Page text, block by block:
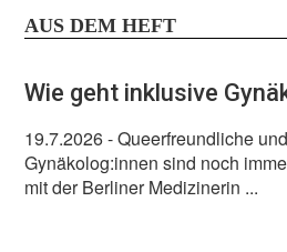
AUS DEM HEFT
Wie geht inklusive
19.7.2026- Queerfreundliche
Gynäkolog:innen sind noch
mit der Berliner Medizinerin ...